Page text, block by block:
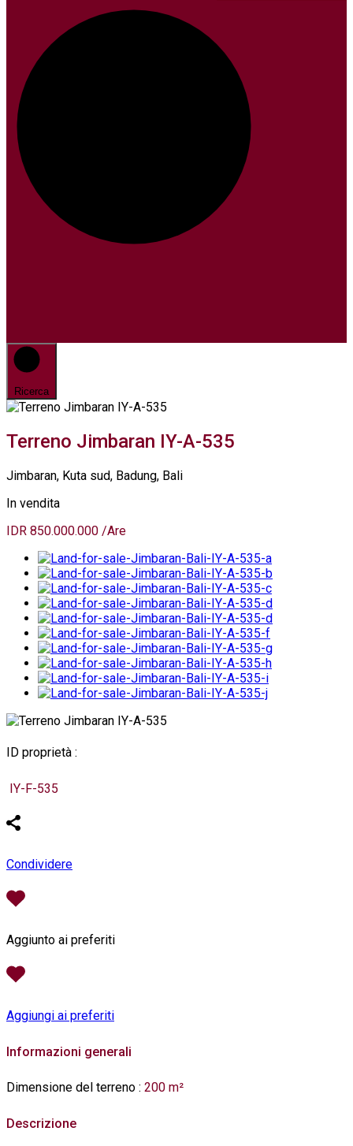
Ricerca
Terreno Jimbaran IY-A-535
Jimbaran, Kuta sud, Badung, Bali
In vendita
IDR 850.000.000 /Are
ID proprietà :
IY-F-535
Condividere
Aggiunto ai preferiti
Aggiungi ai preferiti
Informazioni generali
Dimensione del terreno : 200 m²
Descrizione